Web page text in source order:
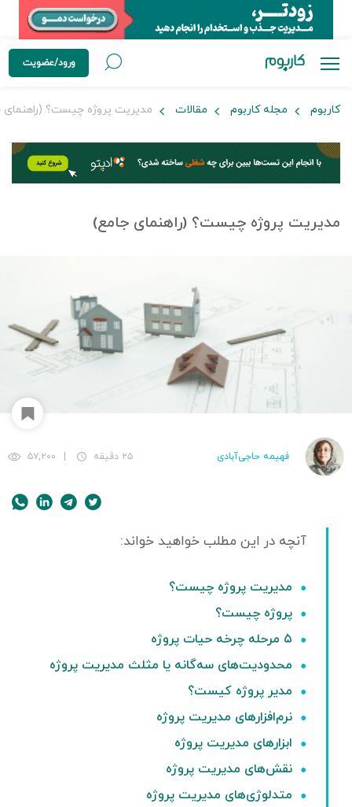
ورود/عضویت
کاربوم مجله کاربوم مقالات مدیریت پروژه چیست؟ (راهنمای
مدیریت پروژه چیست؟ (راهنمای جامع)
فهیمه حاجی‌آبادی ۲۵ دقیقه ۵۷,۲۰۰
مدیریت پروژه چیست؟
پروژه چیست؟
۵ مرحله چرخه حیات پروژه
محدودیت‌های سه‌گانه یا مثلث مدیریت پروژه
مدیر پروژه کیست؟
نرم‌افزارهای مدیریت پروژه
ابزارهای مدیریت پروژه
نقش‌های مدیریت پروژه
متدلوژی‌های مدیریت پروژه